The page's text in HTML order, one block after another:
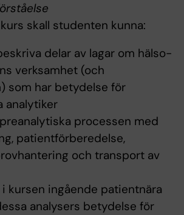
skall studenten kunna:
delar av lagar om hälso-
verksamhet (och
som har betydelse för
analytiker
processen med
patientförberedelse,
och transport av
kursen ingående patientnära
analysers betydelse för